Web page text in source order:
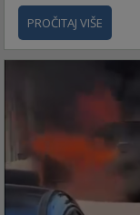
PROČITAJ VIŠE